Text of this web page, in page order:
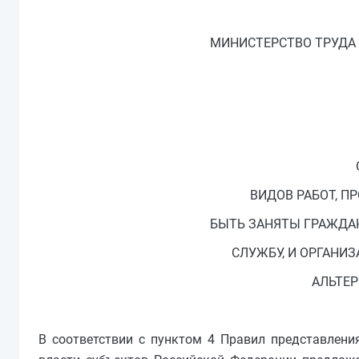
МИНИСТЕРСТВО
ВИДОВ РАБОТ,
БЫТЬ ЗАНЯТЫ
СЛУЖБУ, И
В соответствии с пунктом 4 Правил